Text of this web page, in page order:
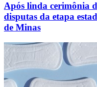
Após linda cerimônia
disputas da etapa
de Minas